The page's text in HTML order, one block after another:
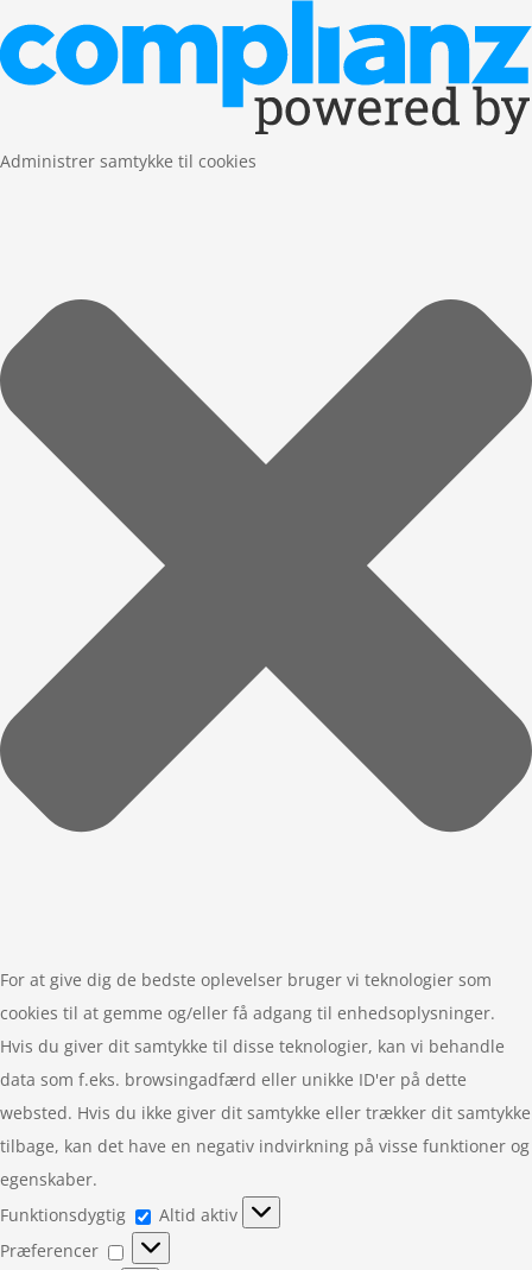
Administrer samtykke til cookies
For at give dig de bedste oplevelser bruger vi teknologier som
cookies til at gemme og/eller få adgang til enhedsoplysninger.
Hvis du giver dit samtykke til disse teknologier, kan vi behandle
data som f.eks. browsingadfærd eller unikke ID'er på dette
websted. Hvis du ikke giver dit samtykke eller trækker dit samtykke
tilbage, kan det have en negativ indvirkning på visse funktioner og
egenskaber.
Funktionsdygtig
Funktionsdygtig
Altid aktiv
Præferencer
Præferencer